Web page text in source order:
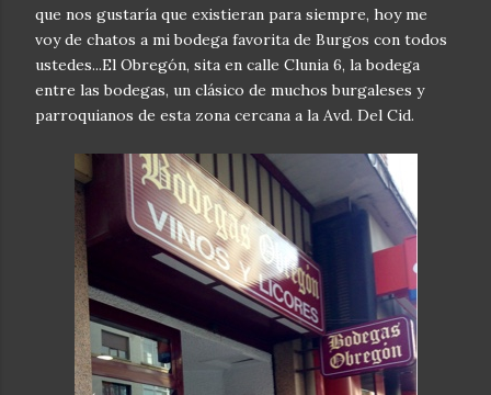
que nos gustaría que existieran para siempre, hoy me
voy de chatos a mi bodega favorita de Burgos con todos
ustedes...El Obregón, sita en calle Clunia 6, la bodega
entre las bodegas, un clásico de muchos burgaleses y
parroquianos de esta zona cercana a la Avd. Del Cid.